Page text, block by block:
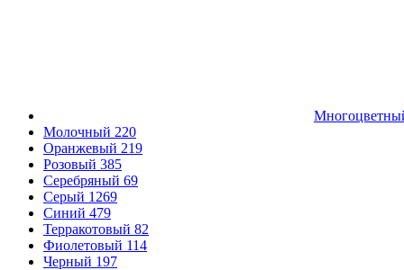
Молочный 220
Оранжевый 219
Розовый 385
Серебряный 69
Серый 1269
Синий 479
Терракотовый 82
Фиолетовый 114
Черный 197